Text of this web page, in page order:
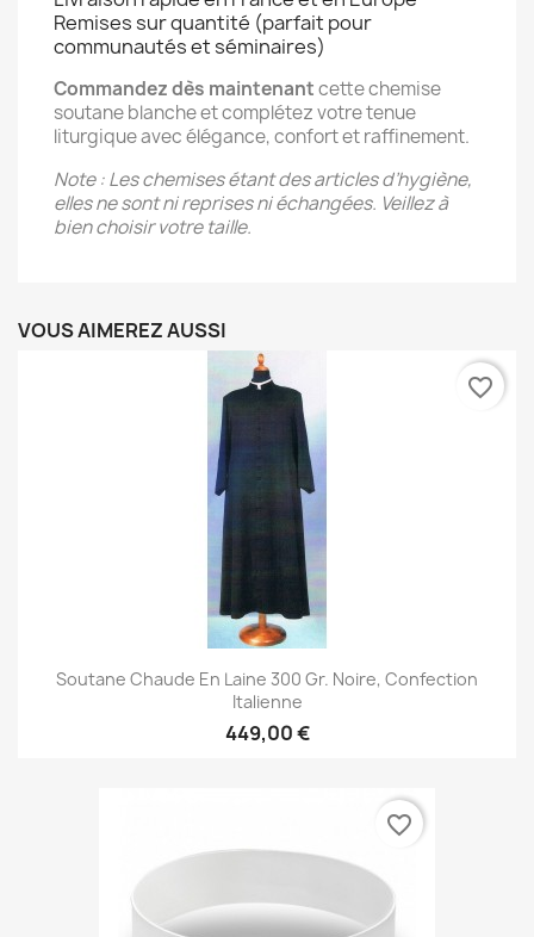
Remises sur quantité (parfait pour
communautés et séminaires)
Commandez dès maintenant cette chemise
soutane blanche et complétez votre tenue
liturgique avec élégance, confort et raffinement.
Note : Les chemises étant des articles d’hygiène,
elles ne sont ni reprises ni échangées. Veillez à
bien choisir votre taille.
VOUS AIMEREZ AUSSI
Soutane Chaude En Laine 300 Gr. Noire, Confection
Italienne
449,00 €
favorite_border
favorite_border